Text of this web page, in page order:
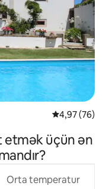
Ortalama
4,97 (76)
etmək üçün ən
Orta temperatur